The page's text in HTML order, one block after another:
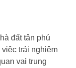
đất tân phú
trải nghiệm
vai trung